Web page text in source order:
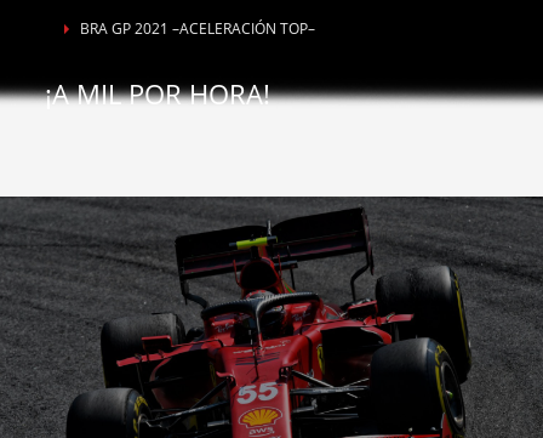
BRA GP 2021 –ACELERACIÓN TOP–
¡A MIL POR HORA!